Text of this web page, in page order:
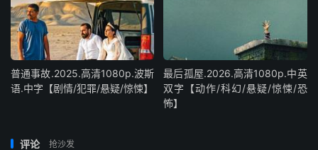
普通事故.2025.高清1080p.波斯
语.中字【剧情/犯罪/悬疑/惊悚】
最后孤屋.2026.高清1080p.中英
双字【动作/科幻/悬疑/惊悚/恐
怖】
评论 抢沙发